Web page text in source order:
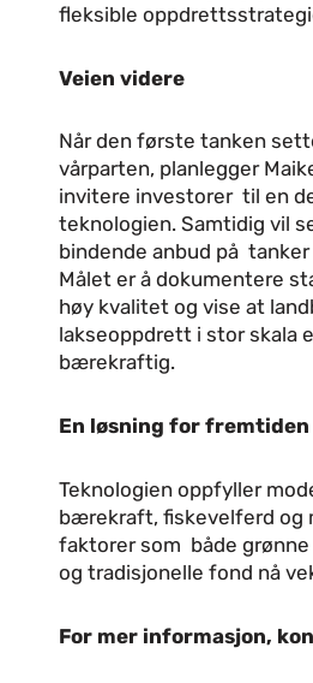
fleksible
Veien videre
Når den første tanken
vårparten, planlegger
invitere investorer til en
teknologien. Samtidig vil
bindende anbud på
Målet er å dokumentere
høy kvalitet og vise at
lakseoppdrett i stor skala
bærekraftig.
En løsning for fremtiden
Teknologien oppfyller
bærekraft, fiskevelferd og
faktorer som både
og tradisjonelle fond nå
For mer informasjon,